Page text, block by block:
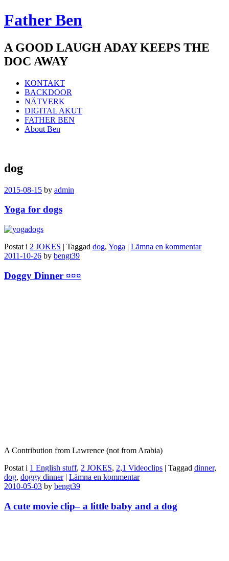
Father Ben
A GOOD LAUGH ADAY KEEPS THE
DOC AWAY
Meny
Hoppa
innehåll
KONTAKT
BACKDOOR
NÄTVERK
DIGITAL AKUT
FATHER BEN
About Ben
dog
2015-08-15 by admin
Yoga for dogs
Postat i 2 JOKES | Taggad dog, Yoga | Lämna en kommentar
2011-10-26 by bengt39
Doggy Dinner ¤¤¤
A Contribution from Lawrence (not from Arabia)
Postat i 1 English stuff, 2 JOKES, 2,1 Videoclips Taggad dinner,
dog, doggy dinner
Lämna en kommentar
2010-05-03 by bengt39
A cute movie clip– a little baby and a dog